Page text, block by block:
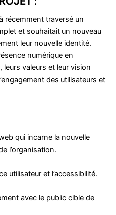
récemment traversé un
et souhaitait un nouveau
leur nouvelle identité.
numérique en
leurs valeurs et leur vision
des utilisateurs et
qui incarne la nouvelle
l’organisation.
utilisateur et l’accessibilité.
avec le public cible de